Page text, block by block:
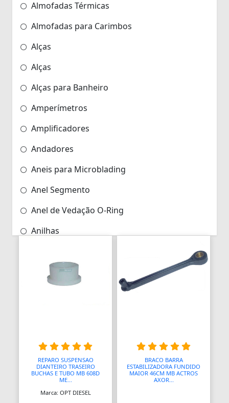
Almofadas Térmicas
Almofadas para Carimbos
Alças
Alças
Alças para Banheiro
Amperímetros
Amplificadores
Andadores
Aneis para Microblading
Anel Segmento
Anel de Vedação O-Ring
Anilhas
Antenas
Anéis
Anéis
Anéis Adaptadores
REPARO SUSPENSAO
DIANTEIRO TRASEIRO
BUCHAS E TUBO MB 608D
ME...
Marca: OPT DIESEL
BRACO BARRA
ESTABILIZADORA FUNDIDO
MAIOR 46CM MB ACTROS
AXOR...